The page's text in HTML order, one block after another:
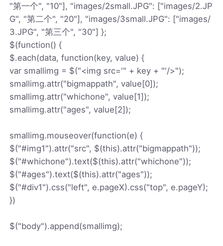
"第一个", "10"], "images/2small.JPG": ["images/2.JP
G", "第二个", "20"], "images/3small.JPG": ["images/
3.JPG", "第三个", "30"] };
$(function() {
$.each(data, function(key, value) {
var smallimg = $("<img src='" + key + "'/>");
smallimg.attr("bigmappath", value[0]);
smallimg.attr("whichone", value[1]);
smallimg.attr("ages", value[2]);
smallimg.mouseover(function(e) {
$("#img1").attr("src", $(this).attr("bigmappath"));
$("#whichone").text($(this).attr("whichone"));
$("#ages").text($(this).attr("ages"));
$("#div1").css("left", e.pageX).css("top", e.pageY);
})
$("body").append(smallimg);